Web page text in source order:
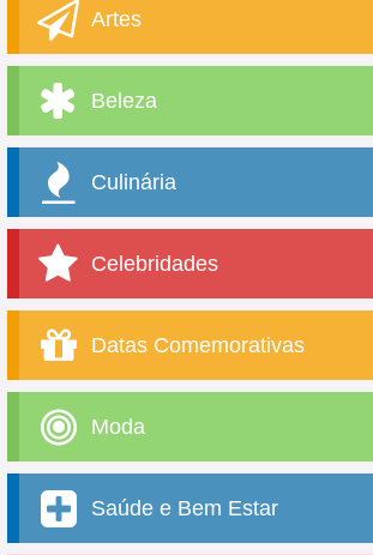
Artes
Beleza
Culinária
Celebridades
Datas Comemorativas
Moda
Saúde e Bem Estar